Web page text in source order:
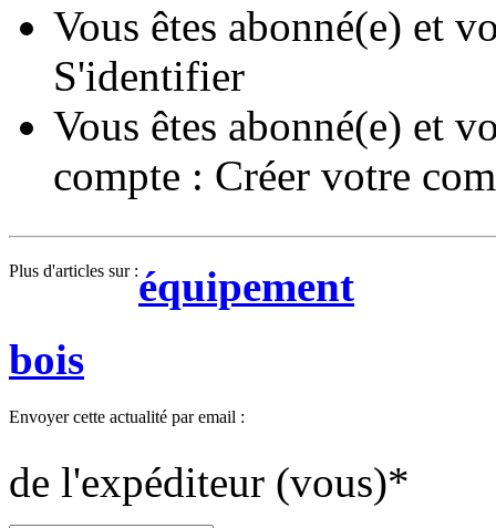
Vous êtes abonné(e) et
S'identifier
Vous êtes abonné(e) et
compte : Créer votre
Plus d'articles sur :équipement
bois
Envoyer cette actualité par email :
de l'expéditeur (vous)*